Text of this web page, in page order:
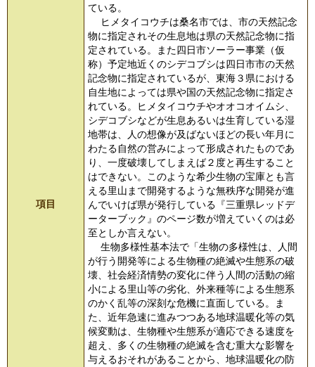
項目
ている。
ヒメタイコウチは桑名市では、市の天然記念
物に指定されその生息地は県の天然記念物に指
定されている。また四日市ソーラー事業（仮
称）予定地近くのシデコブシは四日市市の天然
記念物に指定されているが、東海３県における
自生地によっては県や国の天然記念物に指定さ
れている。ヒメタイコウチやオオコオイムシ、
シデコブシなどが生息あるいは生育している湿
地帯は、人の想像が及ばないほどの長い年月に
わたる自然の営みによって形成されたものであ
り、一度破壊してしまえば２度と再生すること
はできない。このような希少生物の宝庫とも言
える里山まで開発するような無秩序な開発が進
んでいけば県が発行している『三重県レッドデ
ーターブック』のページ数が増えていくのは必
至としか言えない。
生物多様性基本法で「生物の多様性は、人間
が行う開発等による生物種の絶滅や生態系の破
壊、社会経済情勢の変化に伴う人間の活動の縮
小による里山等の劣化、外来種等による生態系
のかく乱等の深刻な危機に直面している。ま
た、近年急速に進みつつある地球温暖化等の気
候変動は、生物種や生態系が適応できる速度を
超え、多くの生物種の絶滅を含む重大な影響を
与えるおそれがあることから、地球温暖化の防